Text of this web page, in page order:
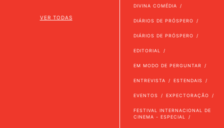
VER TODAS
DIVINA COMÉDIA
DIÁRIOS DE PRÓSPERO
DIÁRIOS DE PRÓSPERO
EDITORIAL
EM MODO DE PERGUNTAR
ENTREVISTA ESTENDAIS
EVENTOS EXPECTORAÇÃO
FESTIVAL INTERNACIONAL DE
CINEMA - ESPECIAL